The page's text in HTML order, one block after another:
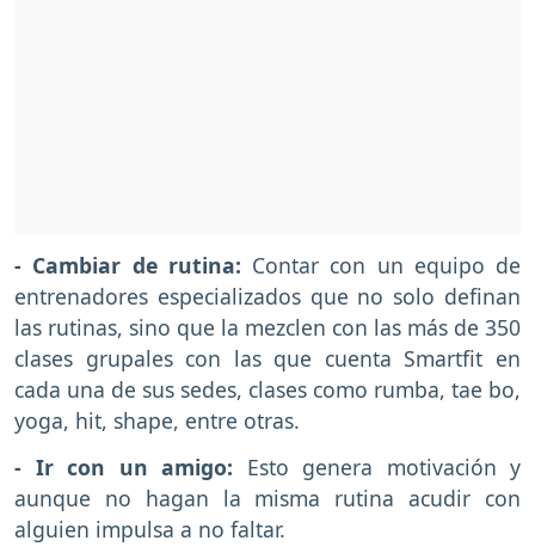
- Cambiar de rutina: Contar con un equipo de
entrenadores especializados que no solo definan
las rutinas, sino que la mezclen con las más de 350
clases grupales con las que cuenta Smartfit en
cada una de sus sedes, clases como rumba, tae bo,
yoga, hit, shape, entre otras.
- Ir con un amigo: Esto genera motivación y
aunque no hagan la misma rutina acudir con
alguien impulsa a no faltar.